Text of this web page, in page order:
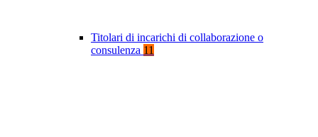
Titolari di incarichi di collaborazione o
consulenza 11